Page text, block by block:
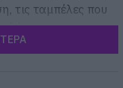
τις ταμπέλες που
και τη
έργου.